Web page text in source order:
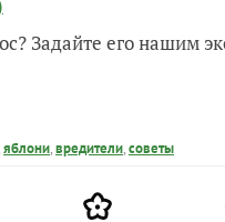
Задайте его нашим
яблони,вредители,советы